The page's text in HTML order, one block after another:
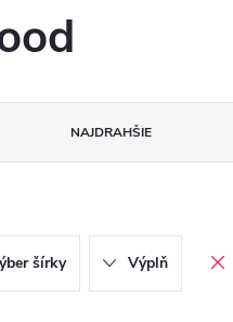
NAJDRAHŠIE
šírky Výplň